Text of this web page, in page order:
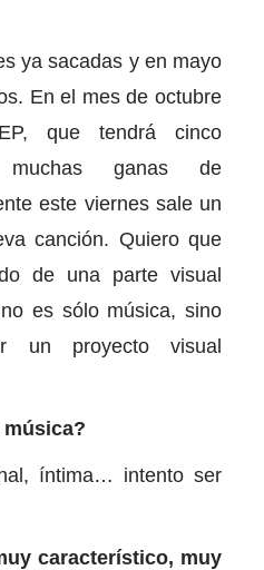
ya sacadas y en mayo
En el mes de octubre
que tendrá cinco
muchas ganas de
este viernes sale un
canción. Quiero que
de una parte visual
es sólo música, sino
un proyecto visual
íntima… intento ser
característico, muy